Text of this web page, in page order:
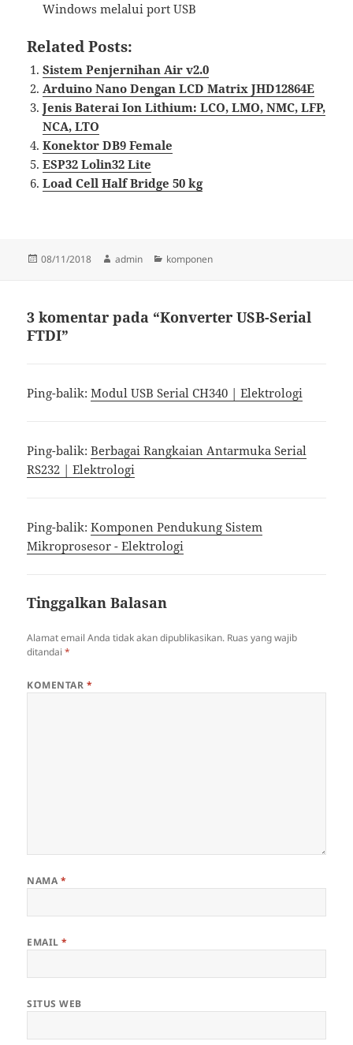
Windows melalui port USB
Related Posts:
Sistem Penjernihan Air v2.0
Arduino Nano Dengan LCD Matrix JHD12864E
Jenis Baterai Ion Lithium: LCO, LMO, NMC, LFP,
NCA, LTO
Konektor DB9 Female
ESP32 Lolin32 Lite
Load Cell Half Bridge 50 kg
Diposkan
08/11/2018 Penulis
admin Kategori
komponen
3 komentar pada “Konverter USB-Serial
FTDI”
Ping-balik:Modul USB Serial CH340 | Elektrologi
Ping-balik:Berbagai Rangkaian Antarmuka Serial
RS232 | Elektrologi
Ping-balik:Komponen Pendukung Sistem
Mikroprosesor - Elektrologi
Tinggalkan Balasan
Alamat email Anda tidak akan dipublikasikan. Ruas yang wajib
ditandai*
KOMENTAR *
NAMA *
EMAIL*
SITUS WEB